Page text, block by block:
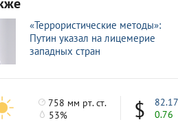
залпы: прямая
проводит пресс-конференцию в
свои слезы и гордость»: как
«Террористические методы»:
Путин указал на лицемерие
западных стран
758 мм рт. ст.
53%
0.76